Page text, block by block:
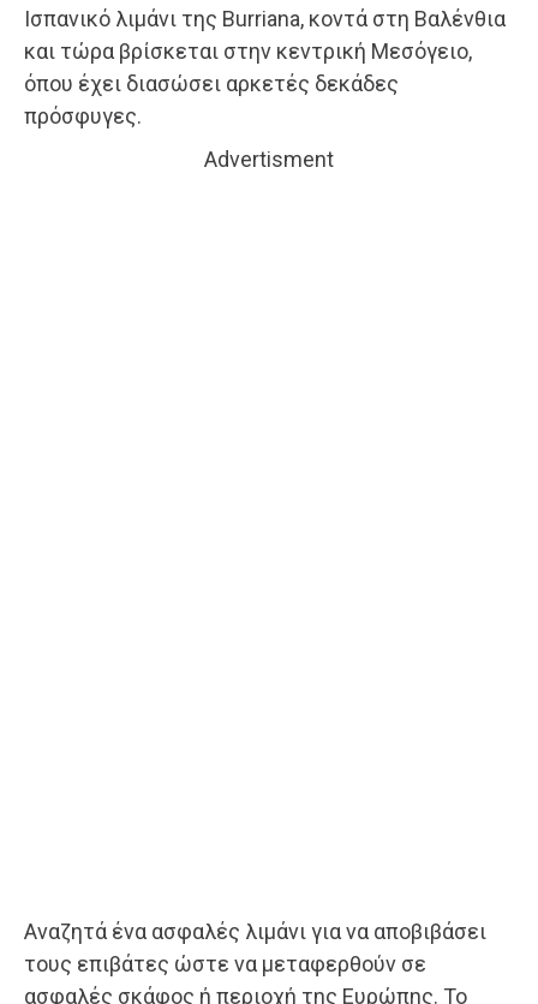
Ισπανικό λιμάνι της Burriana, κοντά στη Βαλένθια
και τώρα βρίσκεται στην κεντρική Μεσόγειο,
όπου έχει διασώσει αρκετές δεκάδες
πρόσφυγες.
Advertisment
Αναζητά ένα ασφαλές λιμάνι για να αποβιβάσει
τους επιβάτες ώστε να μεταφερθούν σε
ασφαλές σκάφος ή περιοχή της Ευρώπης. Το